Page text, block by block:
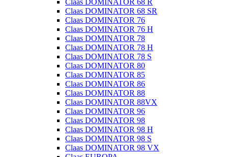
Claas DOMINATOR 68 R
Claas DOMINATOR 68 SR
Claas DOMINATOR 76
Claas DOMINATOR 76 H
Claas DOMINATOR 78
Claas DOMINATOR 78 H
Claas DOMINATOR 78 S
Claas DOMINATOR 80
Claas DOMINATOR 85
Claas DOMINATOR 86
Claas DOMINATOR 88
Claas DOMINATOR 88VX
Claas DOMINATOR 96
Claas DOMINATOR 98
Claas DOMINATOR 98 H
Claas DOMINATOR 98 S
Claas DOMINATOR 98 VX